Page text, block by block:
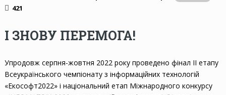
421
І ЗНОВУ ПЕРЕМОГА!
Упродовж серпня-жовтня 2022 року проведено фінал ІІ етапу
Всеукраїнського чемпіонату з інформаційних технологій
«Екософт2022» і національний етап Міжнародного конкурсу